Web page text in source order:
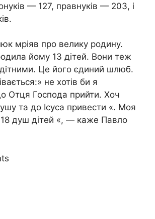
— 127, правнуків — 203, і
мріяв про велику родину.
йому 13 дітей. Вони теж
Це його єдиний шлюб.
не хотів би я
Отця Господа прийти. Хоч
та до Ісуса привести «. Моя
душ дітей «, — каже Павло